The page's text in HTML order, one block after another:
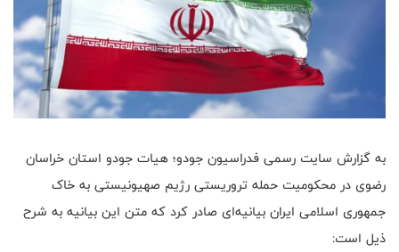
به گزارش سایت رسمی فدراسیون جودو؛ هیات جودو استان خراسان
رضوی در محکومیت حمله تروریستی رژیم صهیونیستی به خاک
جمهوری اسلامی ایران بیانیه‌ای صادر کرد که متن این بیانیه به شرح
ذیل است: